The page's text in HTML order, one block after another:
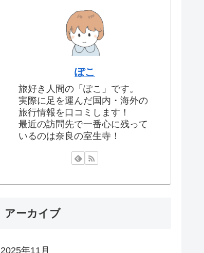
ぽこ
旅好き人間の「ぽこ」です。
実際に足を運んだ国内・海外の
旅行情報を口コミします！
最近の訪問先で一番心に残って
いるのは奈良の室生寺！
アーカイブ
2025年11月